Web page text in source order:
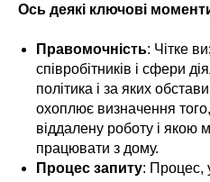
Ось деякі ключові
Правомочність: Чітке
співробітників і сфери
політика і за яких
охоплює визначення
віддалену роботу і якою
працювати з дому.
Процес запиту: Процес,